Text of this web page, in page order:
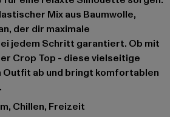
Mix aus Baumwolle,
der dir maximale
jedem Schritt garantiert. Ob mit
Crop Top - diese vielseitige
Outfit ab und bringt komfortablen
Chillen, Freizeit